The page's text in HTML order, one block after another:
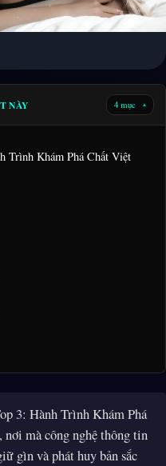
NÀY 4 mục ▾
Trình Khám Phá Chất Việt
3: Hành Trình Khám Phá
mà công nghệ thông tin
gìn và phát huy bản sắc